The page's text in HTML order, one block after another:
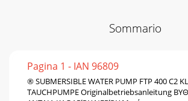
Sommario
Pagina 1 - IAN 96809
® SUBMERSIBLE WATER PUMP FTP 400 C2
TAUCHPUMPE Originalbetriebsanleitung